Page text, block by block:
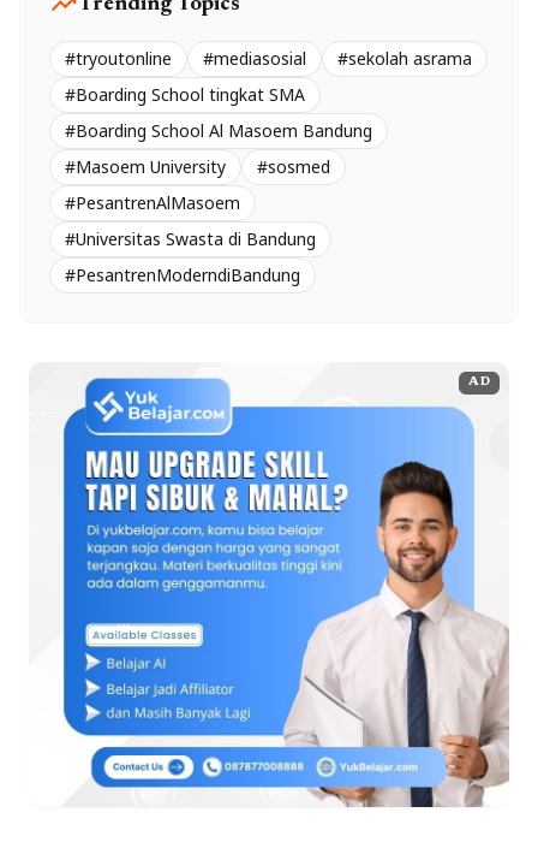
Trending Topics
#tryoutonline #mediasosial
#sekolah asrama
#Boarding School tingkat SMA
#Boarding School Al Masoem Bandung
#Masoem University
#sosmed
#PesantrenAlMasoem
#Universitas Swasta di Bandung
#PesantrenModerndiBandung
AD